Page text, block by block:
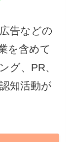
告などの
を含めて
グ、PR、
知活動が